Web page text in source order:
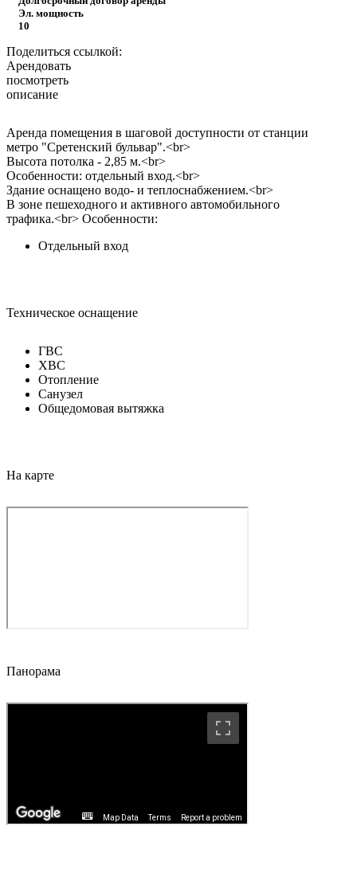
Эл. мощность
10
Поделиться ссылкой:
Арендовать
посмотреть
описание
Аренда помещения в шаговой доступности от станции
метро "Сретенский бульвар".<br>
Высота потолка - 2,85 м.<br>
Особенности: отдельный вход.<br>
Здание оснащено водо- и теплоснабжением.<br>
В зоне пешеходного и активного автомобильного
трафика.<br> Особенности:
Отдельный вход
Техническое оснащение
ГВС
ХВС
Отопление
Санузел
Общедомовая вытяжка
На карте
Панорама